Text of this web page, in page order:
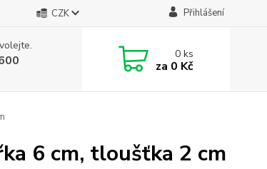
CZK Přihlášení
0ks
za 0 Kč
6 cm, tloušťka 2 cm